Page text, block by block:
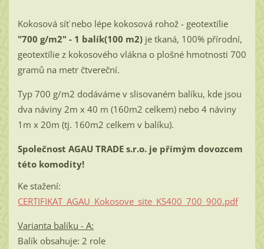
Kokosová síť nebo lépe kokosová rohož - geotextílie
"700 g/m2" - 1 balík(100 m2)je tkaná, 100% přírodní,
geotextílie z kokosového vlákna o plošné hmotnosti 700
gramů na metr čtvereční.
Typ 700 g/m2 dodáváme v slisovaném balíku, kde jsou
dva náviny 2m x 40 m (160m2 celkem) nebo 4 náviny
1m x 20m (tj. 160m2 celkem v balíku).
Společnost AGAU TRADE s.r.o. je přímým dovozcem
této komodity!
Ke stažení:
CERTIFIKAT_AGAU_Kokosove_site_KS400_700_900.pdf
Varianta balíku - A:
Balík obsahuje: 2 role